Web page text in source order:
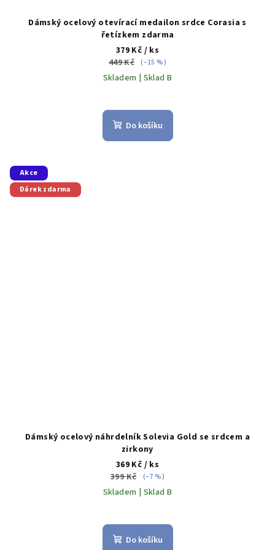
Dámský ocelový otevírací medailon srdce Corasia s
řetízkem zdarma
379 Kč / ks
449 Kč (–15 %)
Skladem | Sklad B
Do košíku
Akce
Dárek zdarma
Dámský ocelový náhrdelník Solevia Gold se srdcem a
zirkony
369 Kč / ks
399 Kč
(–7 %)
Skladem | Sklad B
Do košíku